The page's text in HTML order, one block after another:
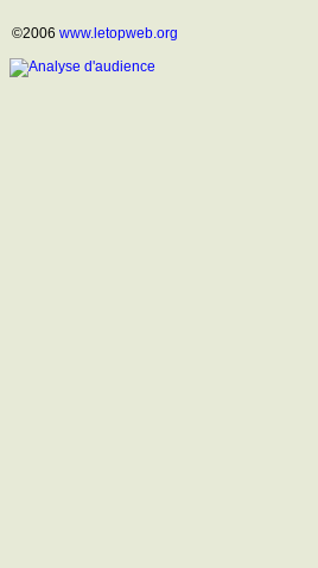
©2006 www.letopweb.org